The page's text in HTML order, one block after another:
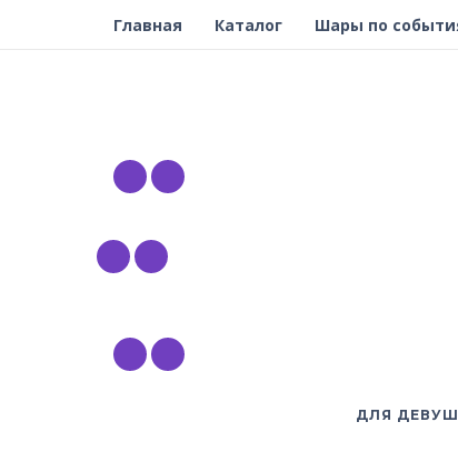
Главная Каталог Шары по
ДЛЯ